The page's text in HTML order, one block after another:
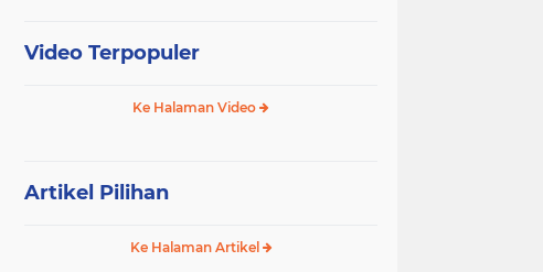
Video Terpopuler
Ke Halaman Video
Artikel Pilihan
Ke Halaman Artikel